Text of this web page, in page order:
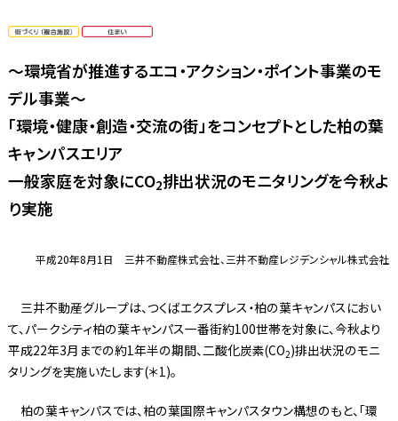
〜環境省が推進するエコ・アクション・ポイント事業のモ
デル事業〜
「環境・健康・創造・交流の街」をコンセプトとした柏の葉
キャンパスエリア
一般家庭を対象にCO2排出状況のモニタリングを今秋よ
り実施
平成20年8月1日 三井不動産株式会社、三井不動産レジデンシャル株式会社
三井不動産グループは、つくばエクスプレス・柏の葉キャンパスにおい
て、パークシティ柏の葉キャンパス一番街約100世帯を対象に、今秋より
平成22年3月までの約1年半の期間、二酸化炭素(CO2)排出状況のモニ
タリングを実施いたします(＊1)。
柏の葉キャンパスでは、柏の葉国際キャンパスタウン構想のもと、「環